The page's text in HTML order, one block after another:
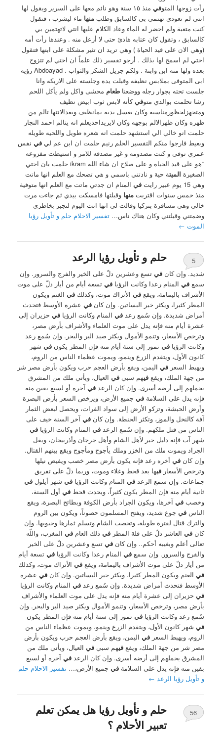
رأت زوجها المتوفي
منذ ١٥ سنة وهو نائم معها على السرير ويقول لها
انتي لم تعودي تهتمي بي كالسابق وطلبمنها ماء ليشرب ، فتقول
كنت متعبة ولم احضر له الماء وعاد الكلام عليها انتي لاتهتمين بي
كالسابق ، وتقول كان عتابه هادئ حتى لا أزعل منه . وعندها رأت أمه
(وهي الان على قيد الحياة ) وهي تريد ان تثير مشكلة على ابنها فتقول
اختي لم اسمح لها بذلك . أرجو تفسير ذلك علماً ان اختي لم تتزوج
بعده ولها منه ابن وابنة . ولكم جزيل الشكر والثواب . Abdoayad رؤيه
ابى المتوفى بملابس نظيفه وقبلت يده وجلسته على الاريكه وانا
جلست تحته بجوار رجله ووضعناطعام محشى واكل ولم يأكل اللحم
رشا تحلمت بوالدي متوفيكأنه لابس ثوب ابيض نظيف
ومتجهزلحظورمناسبه وكان يغسل يديه بمانظيف وبعدالانتها تالم من
ظهره وكان ظهرالالم بوجهه وكان لايريداحديعلم انه يتالم احمد النجار
حلمت انو خالي الي استشهد حلمت انه شعره طويل واللحيه طويله
وبعيط فارجوا منكم التفسير الحلم رنيم حلمت ان ابن عم ليفي نفس
عمري توفى و كنت مصدومه و غير مصدقه للامر و استيظت مفزوعه
*هو على قيد الحياه و على صلاح ان شاء الله ikram حلمت بان اختي
الصغيرة الميتة حية و نادتني باسمي و هي تضحك مع العلم انها ماتت
وهي 15 يوم عبير رايت
في المنام ان جدتي ماتت مع العلم انها متوفية
منذ خمس سنوات اقتربتمنها وقبلتها فامسكت بيدي ثم جاءت مرت
خالي وهي مسافرة بتركيا وقالت لي انها اتت اليوم لتجبر بخاطري
وضمتني وقبلتني وكان هناك ناس…تفسير الاحلام حلم و تأويل رؤيا
الموت ←
حلم و تأويل رؤيا الرعد
5
شديد. وإن كانفي تسع وعشرين دلّ على الخير والفرج والسرور. وإن
سمعفي المنام رعدا وكانت الرؤيافي تسعة أيام من أيار دلّ على موت
الأشراف باليمامة، ويقعفي الأتراك موت، وكذلكفي الغنم ويكون
المطر كثيرا، ويكثر خير البساتين. وإن كانفي عشره الأوسط فتحدث
أمراض شديدة. وإن سُمع رعدفي المنام وكانت الرؤيافي حزيران إلى
عشرة أيام منه فإنه يدل على موت العلماء والأشراف بأرض مصر،
وترخص الأسعار، وتنمو الأموال ويكثر صيد البر والبحر. وإن سُمع رعد
وكانت الرؤيافي تموز إلى ستة أيام منه فإن المطر يكونفي شهر
كانون الأول، ويتقدم الزرع وينمو، ويموت عظماء الناس من الروم،
ويهبط السعرفي اليمن، ويقع بأرض العجم حرب ويكون بأرض مصر شر
من جهة الملك، ويقعفيهم سبيفي العيال، ويأتي ملك من المشرق
يحملهم إلى أرضه أسرى. وإن كان الرعدفي آخره أو لسبع بقين منه
فإنه يدل على السلامةفي جميع الأرض، ويرخص السعر بأرض البصرة
وأرض الحبشة، وتزكو الأرض إلى سواد الفرات، ويحصل لبعض الثمار
آفة كالنخل والموز، وتكثر الحنطة. وإن كانفي آخر السنة خيف على
الناس من قتل ملكهم. وإن سُمع الرعدفي المنام وكانت الرؤيافي
شهر آب فإنه دليل خير لأهل الشام وأهل جرجان وأذربيجان، ويقل
الجراد ويموت ملك من الخزر وملك يأجوج ومأجوج ويقع بينهم القتال.
وإن كانفي أخره رعد فإنه يكون بأرض مصر خصب ويفيض نيلها
وترخص الأسعارفيها بعد قحط وغلاء وموت، وربما دلّ على تفريق
جماعات. وإن سمع الرعدفي المنام وكانت الرؤيافي شهر أيلولفي
ثانية أيام منه فإن المطر يكون كثيراً، ويحدث قحطفي أول السنة،
وخصبفي آخرها، ويكون الجراد بأرض الكوفة وبطائح البصرة، ويقع
الناسفي جوع شديد، ويفتح المسلمون حصوناً، ويكون بين الروم
والترك قتال لفترة طويلة، وتخصب الشام وتسلم ثمارها وحبوبها. وإن
كانفي العاشر دلّ على قلة المطرفي ذلك العامفي المغرب، واللّه
تعالى أعلم وبغيبه أحكم.. وإن كانفي تسع وعشرين دلّ على الخير
والفرج والسرور. وإن سمعفي المنام رعدا وكانت الرؤيافي تسعة أيام
من أيار دلّ على موت الأشراف باليمامة، ويقعفي الأتراك موت، وكذلك
في الغنم ويكون المطر كثيرا، ويكثر خير البساتين. وإن كانفي عشره
الأوسط فتحدث أمراض شديدة. وإن سُمع رعدفي المنام وكانت الرؤيا
في حزيران إلى عشرة أيام منه فإنه يدل على موت العلماء والأشراف
بأرض مصر، وترخص الأسعار، وتنمو الأموال ويكثر صيد البر والبحر. وإن
سُمع رعد وكانت الرؤيافي تموز إلى ستة أيام منه فإن المطر يكون
في شهر كانون الأول، ويتقدم الزرع وينمو، ويموت عظماء الناس من
الروم، ويهبط السعرفي اليمن، ويقع بأرض العجم حرب ويكون بأرض
مصر شر من جهة الملك، ويقعفيهم سبيفي العيال، ويأتي ملك من
المشرق يحملهم إلى أرضه أسرى. وإن كان الرعدفي آخره أو لسبع
بقين منه فإنه يدل على السلامةفي جميع الأرض،…تفسير الاحلام حلم
و تأويل رؤيا الرعد ←
حلم و تأويل رؤيا هل يمكن تعلم
تعبير الأحلام ؟
56